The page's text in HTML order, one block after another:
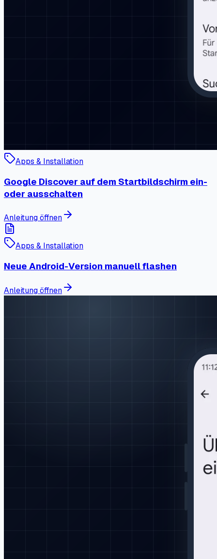
Apps & Installation
Google Discover auf dem Startbildschirm ein-
oder ausschalten
Anleitung öffnen
Apps & Installation
Neue Android-Version manuell flashen
Anleitung öffnen